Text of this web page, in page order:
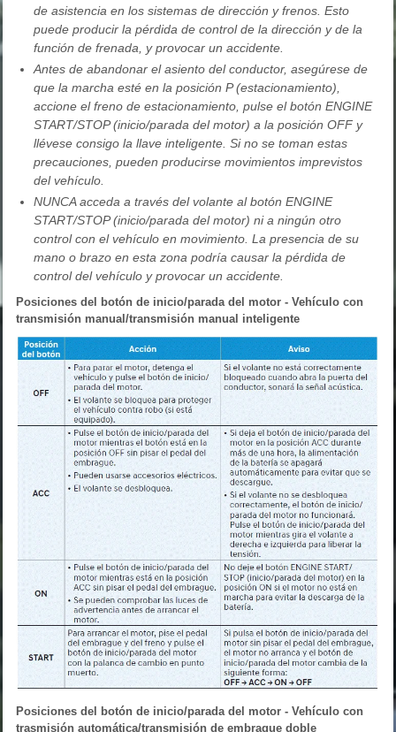
de asistencia en los sistemas de dirección y frenos. Esto
puede producir la pérdida de control de la dirección y de la
función de frenada, y provocar un accidente.
Antes de abandonar el asiento del conductor, asegúrese de
que la marcha esté en la posición P (estacionamiento),
accione el freno de estacionamiento, pulse el botón ENGINE
START/STOP (inicio/parada del motor) a la posición OFF y
llévese consigo la llave inteligente. Si no se toman estas
precauciones, pueden producirse movimientos imprevistos
del vehículo.
NUNCA acceda a través del volante al botón ENGINE
START/STOP (inicio/parada del motor) ni a ningún otro
control con el vehículo en movimiento. La presencia de su
mano o brazo en esta zona podría causar la pérdida de
control del vehículo y provocar un accidente.
Posiciones del botón de inicio/parada del motor - Vehículo con
transmisión manual/transmisión manual inteligente
Posiciones del botón de inicio/parada del motor - Vehículo con
trasmisión automática/transmisión de embrague doble